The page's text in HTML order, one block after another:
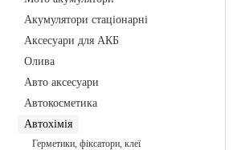
Акумулятори стаціонарні
Аксесуари для АКБ
Олива
Авто аксесуари
Автокосметика
Автохімія
Герметики, фіксатори, клеї